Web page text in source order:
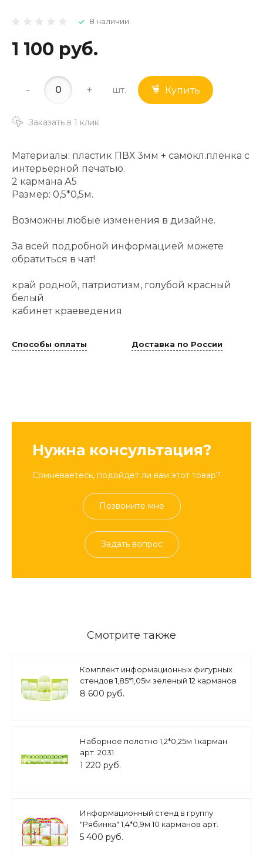
В наличии
1 100 руб.
- + шт. Купить
Заказать в 1 клик
Материалы: пластик ПВХ 3мм + самокл.пленка с
интерьерной печатью.
2 кармана А5
Размер: 0,5*0,5м.
Возможны любые изменения в дизайне.
За всей подробной информацией можете
обратиться в чат!
край родной, патриотизм, голубой красный
белый
кабинет краеведения
Способы оплаты Доставка по России
Нужна консультация?
Сомневаетесь, подойдет ли вам этот товар?
Позвоните мне
Задать вопрос
Смотрите также
Комплект информационных фигурных
стендов 1,85*1,05м зеленый 12 карманов
А4 арт. ИНФ417
8 600 руб.
Наборное полотно 1,2*0,25м 1 карман
арт. 2031
1 220 руб.
Информационный стенд в группу
"Рябинка" 1,4*0,9м 10 карманов арт.
ДС1907
5 400 руб.